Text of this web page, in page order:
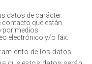
datos de carácter
que están
por medios
electrónico y/o fax.
de los datos